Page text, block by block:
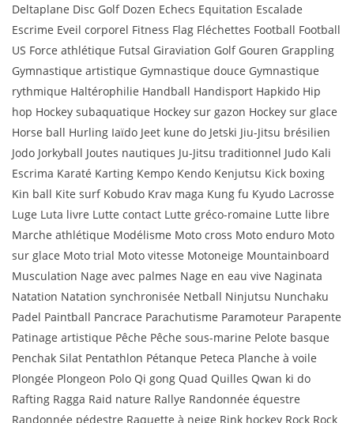
Deltaplane Disc Golf Dozen Echecs Equitation Escalade
Escrime Eveil corporel Fitness Flag Fléchettes Football Football
US Force athlétique Futsal Giraviation Golf Gouren Grappling
Gymnastique artistique Gymnastique douce Gymnastique
rythmique Haltérophilie Handball Handisport Hapkido Hip
hop Hockey subaquatique Hockey sur gazon Hockey sur glace
Horse ball Hurling Iaïdo Jeet kune do Jetski Jiu-Jitsu brésilien
Jodo Jorkyball Joutes nautiques Ju-Jitsu traditionnel Judo Kali
Escrima Karaté Karting Kempo Kendo Kenjutsu Kick boxing
Kin ball Kite surf Kobudo Krav maga Kung fu Kyudo Lacrosse
Luge Luta livre Lutte contact Lutte gréco-romaine Lutte libre
Marche athlétique Modélisme Moto cross Moto enduro Moto
sur glace Moto trial Moto vitesse Motoneige Mountainboard
Musculation Nage avec palmes Nage en eau vive Naginata
Natation Natation synchronisée Netball Ninjutsu Nunchaku
Padel Paintball Pancrace Parachutisme Paramoteur Parapente
Patinage artistique Pêche Pêche sous-marine Pelote basque
Penchak Silat Pentathlon Pétanque Peteca Planche à voile
Plongée Plongeon Polo Qi gong Quad Quilles Qwan ki do
Rafting Ragga Raid nature Rallye Randonnée équestre
Randonnée pédestre Raquette à neige Rink hockey Rock Rock